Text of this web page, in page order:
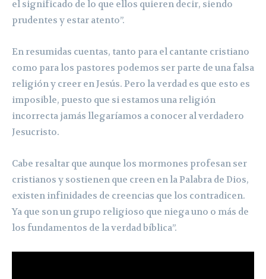
el significado de lo que ellos quieren decir, siendo
prudentes y estar atento”.
En resumidas cuentas, tanto para el cantante cristiano
como para los pastores podemos ser parte de una falsa
religión y creer en Jesús. Pero la verdad es que esto es
imposible, puesto que si estamos una religión
incorrecta jamás llegaríamos a conocer al verdadero
Jesucristo.
Cabe resaltar que aunque los mormones profesan ser
cristianos y sostienen que creen en la Palabra de Dios,
existen infinidades de creencias que los contradicen.
Ya que son un grupo religioso que niega uno o más de
los fundamentos de la verdad bíblica”.